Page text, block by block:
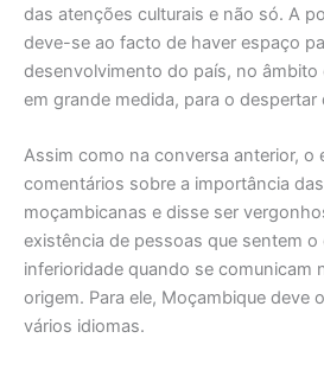
das atenções culturais e não só. A
deve-se ao facto de haver espaço
desenvolvimento do país, no âmbito
em grande medida, para o
Assim como na conversa anterior, o
comentários sobre a importância
moçambicanas e disse ser
existência de pessoas que sentem
inferioridade quando se comunicam
origem. Para ele, Moçambique deve
vários idiomas.